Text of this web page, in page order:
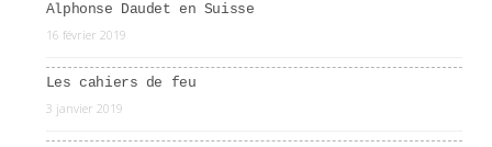
Alphonse Daudet en Suisse
16 février 2019
Les cahiers de feu
3 janvier 2019